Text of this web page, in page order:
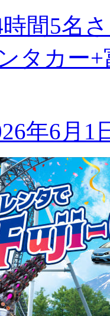
間5名
タカー
年6月1